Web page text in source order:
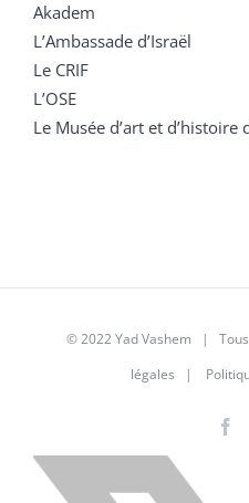
Akadem
L’Ambassade d’Israël
Le CRIF
L’OSE
Le Musée d’art et d’histoire
© 2022 Yad Vashem |
légales |
X